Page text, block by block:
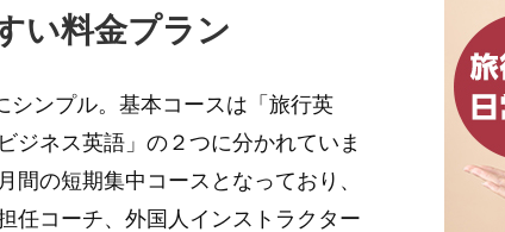
い料金プラン
シンプル。基本コースは「旅行英
ジネス英語」の２つに分かれていま
間の短期集中コースとなっており、
任コーチ、外国人インストラクター